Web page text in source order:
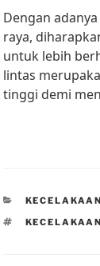
Dengan
raya,
untuk lebih
lintas
tinggi demi
CATEGORIES
KECELAKAAN
TAGS